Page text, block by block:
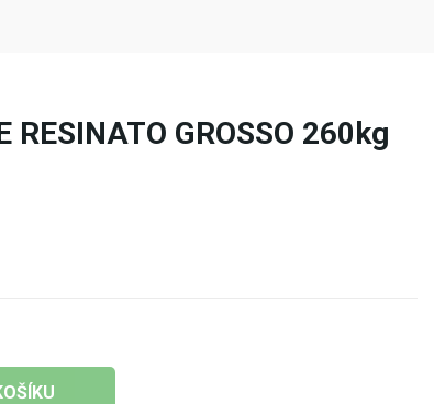
RESINATO GROSSO 260kg